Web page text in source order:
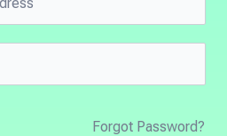
Forgot Password?